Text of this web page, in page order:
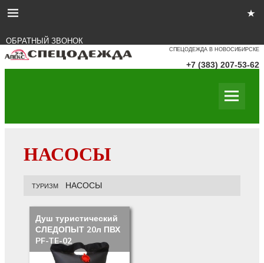
ОБРАТНЫЙ ЗВОНОК
СПЕЦОДЕЖДА В НОВОСИБИРСКЕ
+7 (383) 207-53-62
НАСОСЫ
ТУРИЗМНАСОСЫ
Душ туристический
СЛЕДОПЫТ 20л ПВХ
PF-TE-02